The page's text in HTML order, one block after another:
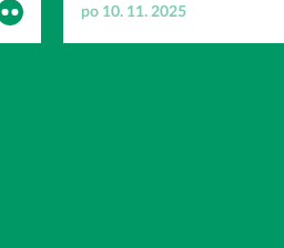
po 10. 11. 2025